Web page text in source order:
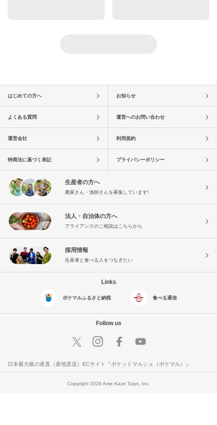
はじめての方へ お知らせ
よくある質問 運営へのお問い合わせ
運営会社 利用規約
特商法に基づく表記 プライバシーポリシー
生産者の方へ
農家さん・漁師さんを募集しています!
法人・自治体の方へ
アライアンスのご相談はこちらから
採用情報
生産者と食べる人をつなぎたい
Links
ポケマルふるさと納税 食べる通信
Follow us
日本最大級の産直（産地直送）ECサイト『ポケットマルシェ（ポケマル）』
Copyright 2026 Ame Kaze Taiyo, Inc.